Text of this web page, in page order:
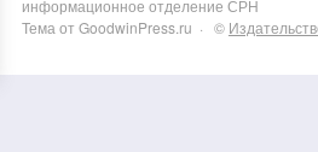
информационное отделение СРН
Тема от GoodwinPress.ru · ©